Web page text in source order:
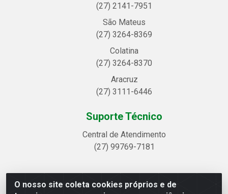
O nosso site coleta cookies próprios e de
(27) 2141-7951
São Mateus
(27) 3264-8369
Colatina
(27) 3264-8370
Aracruz
(27) 3111-6446
Suporte Técnico
Central de Atendimento
(27) 99769-7181
Linhavix Distribuidora LTDA - Avenida Alegre, 2521 -